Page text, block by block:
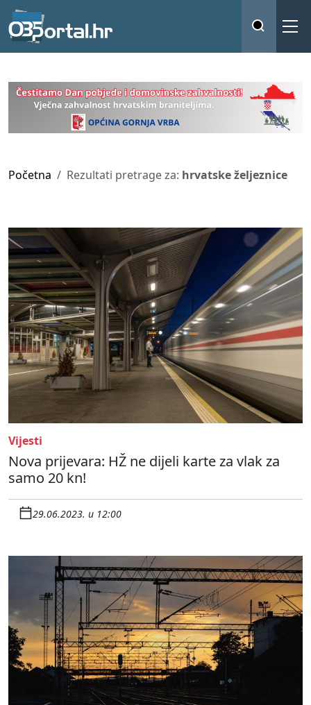
Početna Rezultati pretrage za: hrvatske željeznice
Vijesti
Nova prijevara: HŽ ne dijeli karte za vlak za
samo 20 kn!
29.06.2023. u 12:00